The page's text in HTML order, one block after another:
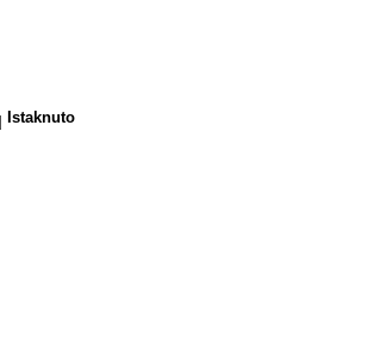
Istaknuto